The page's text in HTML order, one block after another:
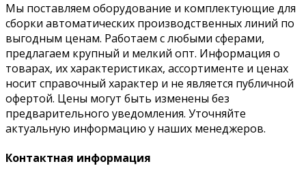
Мы поставляем оборудование и комплектующие для
сборки автоматических производственных линий по
выгодным ценам. Работаем с любыми сферами,
предлагаем крупный и мелкий опт. Информация о
товарах, их характеристиках, ассортименте и ценах
носит справочный характер и не является публичной
офертой. Цены могут быть изменены без
предварительного уведомления. Уточняйте
актуальную информацию у наших менеджеров.
Контактная информация